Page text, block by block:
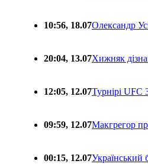
10:56, 18.07Олександр
20:04, 13.07Хижняк
12:05, 12.07Турнірі UFC
09:59, 12.07Макгрегор
00:15, 12.07Український